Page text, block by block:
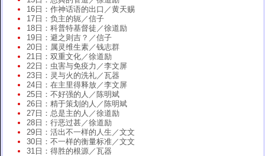
16日：作神话语的出口／黄天赐
17日：负主的轭／信子
18日：科普特基督徒／徐道励
19日：避之则吉？／信子
20日：属灵维生素／钱志群
21日：双重文化／徐道励
22日：虫害与免疫力／李文屏
23日：灵与火的洗礼／瓦器
24日：在主里得释放／李文屏
25日：不好强的人／陈明斌
26日：精于策划的人／陈明斌
27日：总是主的人／徐道励
28日：行恶过甚／徐道励
29日：活出不一样的人生／文文
30日：不一样的衡量标准／文文
31日：得胜的根源／瓦器